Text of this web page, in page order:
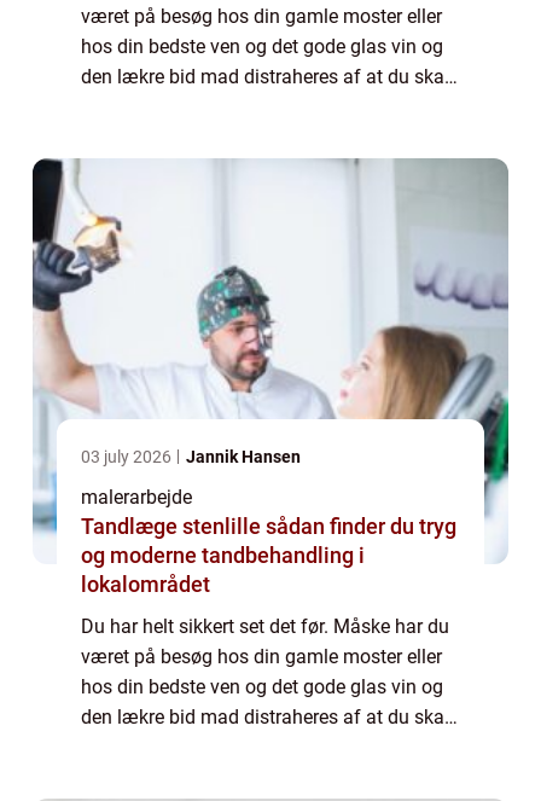
været på besøg hos din gamle moster eller
hos din bedste ven og det gode glas vin og
den lækre bid mad distraheres af at du skal
03 july 2026 Jannik Hansen
malerarbejde
Tandlæge stenlille sådan finder du tryg
og moderne tandbehandling i
lokalområdet
Du har helt sikkert set det før. Måske har du
været på besøg hos din gamle moster eller
hos din bedste ven og det gode glas vin og
den lækre bid mad distraheres af at du skal